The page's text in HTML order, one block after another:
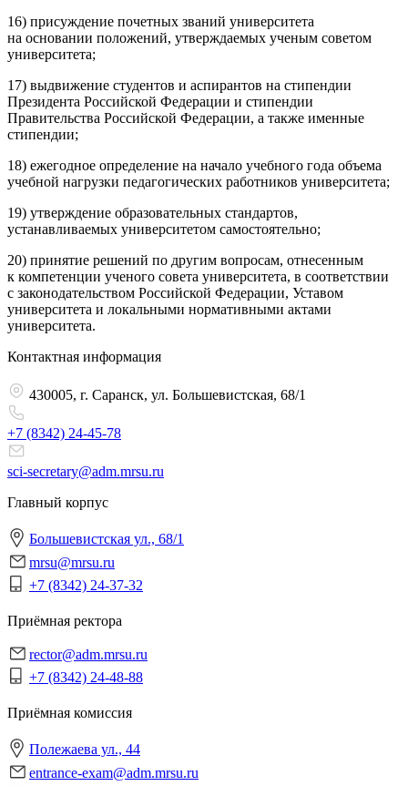
16) присуждение почетных званий университета
на основании положений, утверждаемых ученым советом
университета;
17) выдвижение студентов и аспирантов на стипендии
Президента Российской Федерации и стипендии
Правительства Российской Федерации, а также именные
стипендии;
18) ежегодное определение на начало учебного года объема
учебной нагрузки педагогических работников университета;
19) утверждение образовательных стандартов,
устанавливаемых университетом самостоятельно;
20) принятие решений по другим вопросам, отнесенным
к компетенции ученого совета университета, в соответствии
с законодательством Российской Федерации, Уставом
университета и локальными нормативными актами
университета.
Контактная информация
430005, г. Саранск, ул. Большевистская, 68/1
+7 (8342) 24-45-78
sci-secretary@adm.mrsu.ru
Главный корпус
Большевистская ул., 68/1
mrsu@mrsu.ru
+7 (8342) 24-37-32
Приёмная ректора
rector@adm.mrsu.ru
+7 (8342) 24-48-88
Приёмная комиссия
Полежаева ул., 44
entrance-exam@adm.mrsu.ru